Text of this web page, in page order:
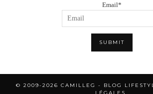
Email*
© 2009-2026 CAMILLEG - BLOG
LÉGALES